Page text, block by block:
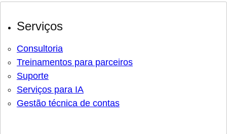
Serviços
Consultoria
Treinamentos para parceiros
Suporte
Serviços para IA
Gestão técnica de contas